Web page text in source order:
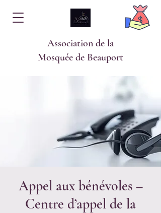
Association de la
Mosquée de Beauport
Appel aux bénévoles –
Centre d’appel de la